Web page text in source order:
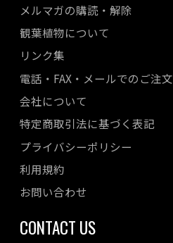
メルマガの購読・解除
観葉植物について
リンク集
電話・FAX・メールでのご注文
会社について
特定商取引法に基づく表記
プライバシーポリシー
利用規約
お問い合わせ
CONTACT US